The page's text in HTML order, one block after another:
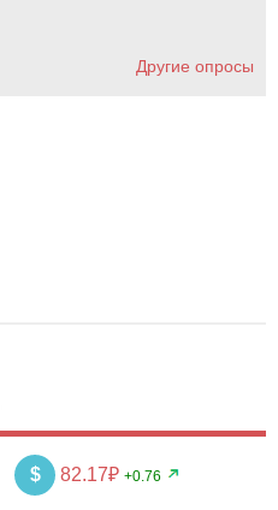
Другие опросы
$ 82.17₽ +0.76